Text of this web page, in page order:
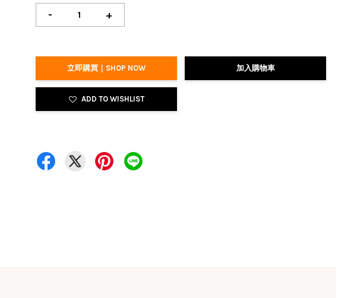
- +
立即購買｜SHOP NOW 加入購物車
ADD TO WISHLIST